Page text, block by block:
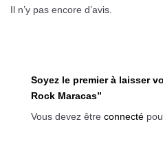
Il n’y pas encore d’avis.
Soyez le premier à laisser
Rock Maracas”
Vous devez être connecté